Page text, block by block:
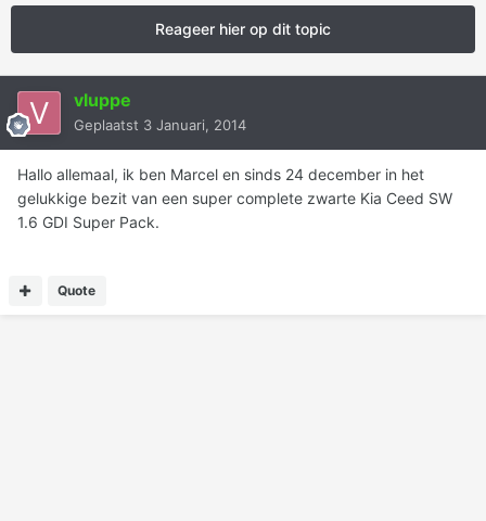
Reageer hier op dit topic
vluppe
Geplaatst 3 Januari, 2014
Hallo allemaal, ik ben Marcel en sinds 24 december in het
gelukkige bezit van een super complete zwarte Kia Ceed SW
1.6 GDI Super Pack.
Quote